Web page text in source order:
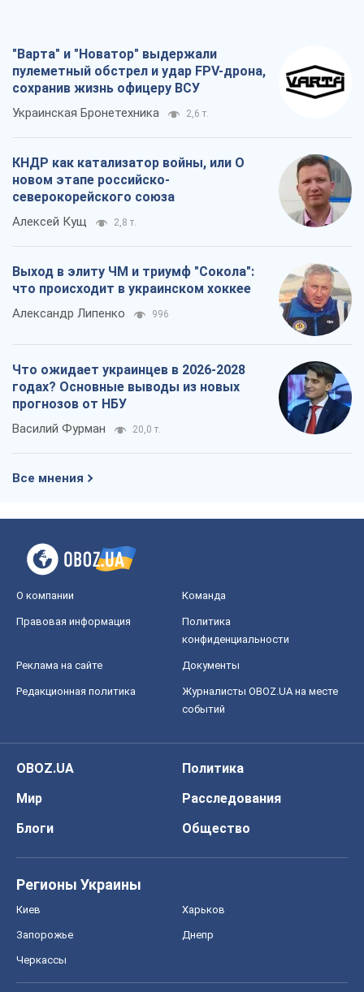
"Варта" и "Новатор" выдержали
пулеметный обстрел и удар FPV-дрона,
сохранив жизнь офицеру ВСУ
Украинская Бронетехника 2,6 т.
КНДР как катализатор войны, или О
новом этапе российско-
северокорейского союза
Алексей Кущ 2,8 т.
Выход в элиту ЧМ и триумф "Сокола":
Александр Липенко 996
Что ожидает украинцев в 2026-2028
годах? Основные выводы из новых
прогнозов от НБУ
Василий Фурман
Команда
Правовая информация
Политика
конфиденциальности
Документы
Редакционная политика
Журналисты OBOZ.UA на месте
Политика
Блоги
Регионы Украины
Киев
Запорожье Днепр